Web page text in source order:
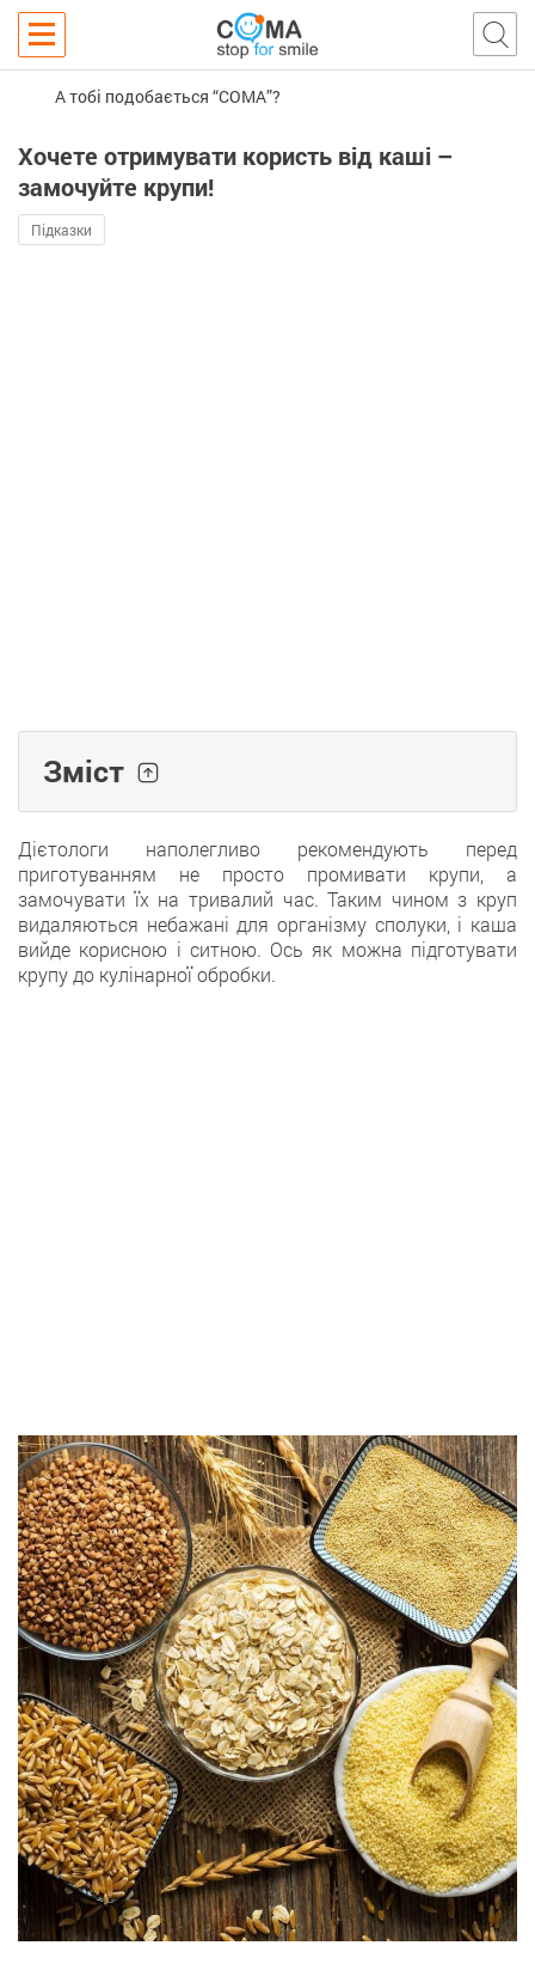
А тобі подобається “COMA”?
Хочете отримувати користь від каші –
замочуйте крупи!
Підказки
Зміст
Дієтологи наполегливо рекомендують перед
приготуванням не просто промивати крупи, а
замочувати їх на тривалий час. Таким чином з круп
видаляються небажані для організму сполуки, і каша
вийде корисною і ситною. Ось як можна підготувати
крупу до кулінарної обробки.